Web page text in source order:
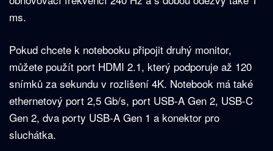
ms.
Pokud chcete k notebooku připojit druhý monitor,
můžete použít port HDMI 2.1, který podporuje až 120
snímků za sekundu v rozlišení 4K. Notebook má také
ethernetový port 2,5 Gb/s, port USB-A Gen 2, USB-C
Gen 2, dva porty USB-A Gen 1 a konektor pro
sluchátka.